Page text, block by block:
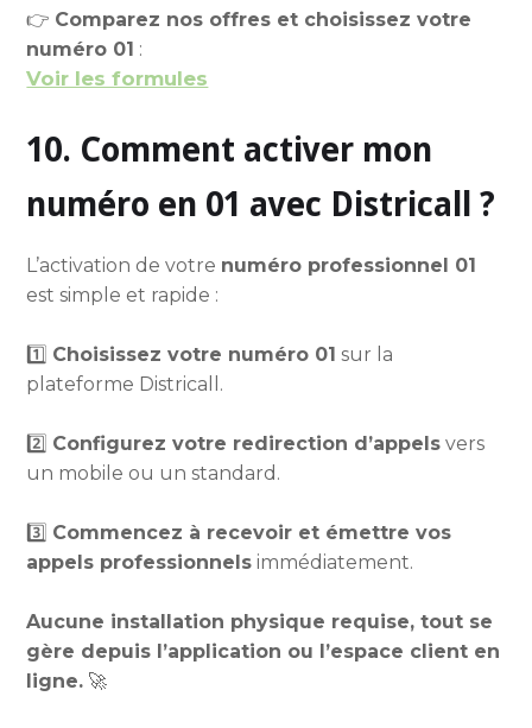
👉 Comparez nos offres et choisissez votre
numéro 01 :
Voir les formules
10. Comment activer mon
numéro en 01 avec Districall ?
L’activation de votre numéro professionnel 01
est simple et rapide :
1️⃣ Choisissez votre numéro 01 sur la
plateforme Districall.
2️⃣ Configurez votre redirection d’appels vers
un mobile ou un standard.
3️⃣ Commencez à recevoir et émettre vos
appels professionnels immédiatement.
Aucune installation physique requise, tout se
gère depuis l’application ou l’espace client en
ligne. 🚀